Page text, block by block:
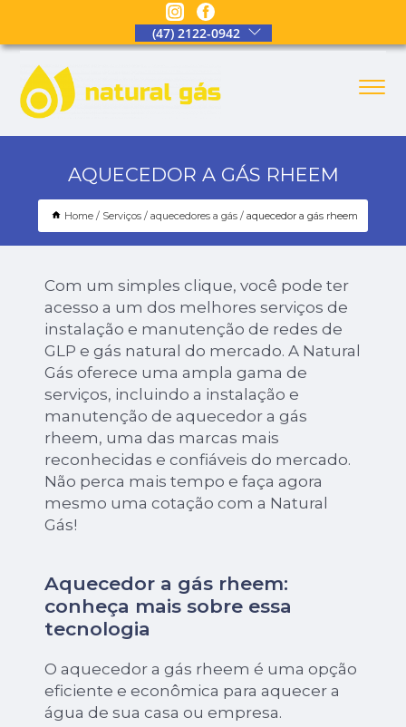
(47) 2122-0942
AQUECEDOR A GÁS RHEEM
Home Serviços aquecedores a gás aquecedor a gás rheem
Com um simples clique, você pode ter
acesso a um dos melhores serviços de
instalação e manutenção de redes de
GLP e gás natural do mercado. A Natural
Gás oferece uma ampla gama de
serviços, incluindo a instalação e
manutenção de aquecedor a gás
rheem, uma das marcas mais
reconhecidas e confiáveis do mercado.
Não perca mais tempo e faça agora
mesmo uma cotação com a Natural
Gás!
Aquecedor a gás rheem:
conheça mais sobre essa
tecnologia
O aquecedor a gás rheem é uma opção
eficiente e econômica para aquecer a
água de sua casa ou empresa.